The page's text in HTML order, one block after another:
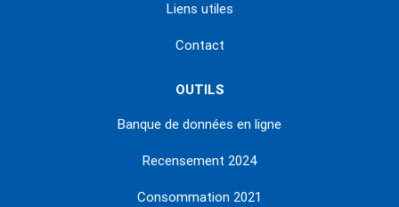
Liens utiles
Contact
OUTILS
Banque de données en ligne
Recensement 2024
Consommation 2021